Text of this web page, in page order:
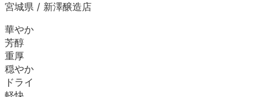
宮城県 / 新澤醸造店
華やか
芳醇
重厚
穏やか
ドライ